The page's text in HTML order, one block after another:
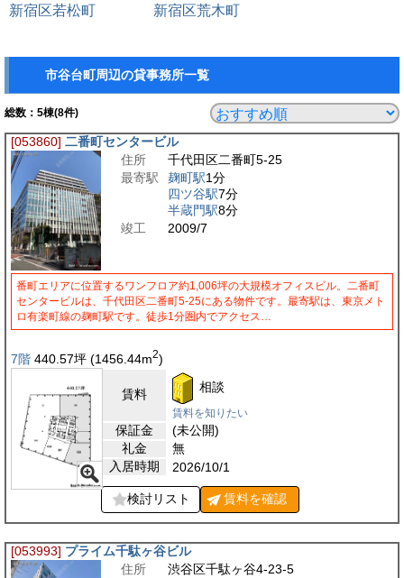
新宿区若松町
新宿区荒木町
市谷台町周辺の貸事務所一覧
総数： 5棟(8件)
[053860] 二番町センタービル
住所
千代田区二番町5-25
最寄駅
麹町駅1分
四ツ谷駅7分
半蔵門駅8分
竣工
2009/7
番町エリアに位置するワンフロア約1,006坪の大規模オフィスビル。二番町
センタービルは、千代田区二番町5-25にある物件です。最寄駅は、東京メト
ロ有楽町線の麹町駅です。徒歩1分圏内でアクセス…
7階 440.57坪 (1456.44m2)
賃料 相談
賃料を知りたい
保証金
(未公開)
礼金
無
入居時期
2026/10/1
検討リスト 賃料を確認
[053993] プライム千駄ヶ谷ビル
住所
渋谷区千駄ヶ谷4-23-5